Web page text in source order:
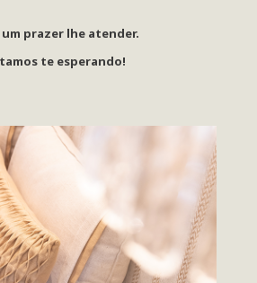
um prazer lhe atender.
te esperando!